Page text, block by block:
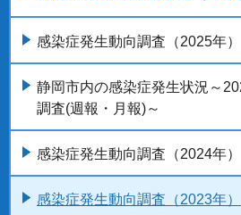
感染症発生動向調査（2025年）
静岡市内の感染症発生状況～
調査(週報・月報)～
感染症発生動向調査（2024年）
感染症発生動向調査（2023年）